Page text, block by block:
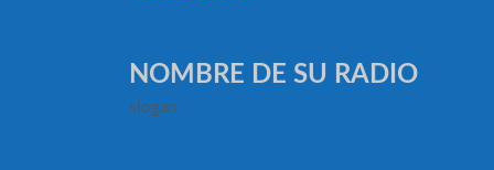
NOMBRE DE SU RADIO
slogan